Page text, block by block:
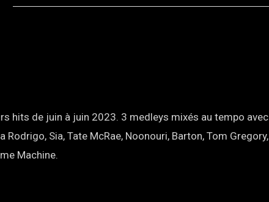
hits de juin à juin 2023. 3 medleys mixés au tempo avec
Sia, Tate McRae, Noonouri, Barton, Tom Gregory,
Machine.